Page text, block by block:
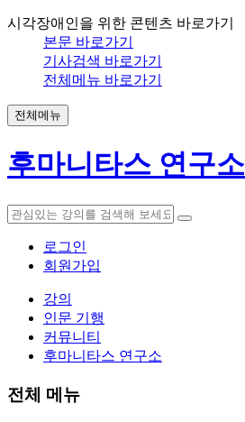
시각장애인을 위한 콘텐츠 바로가기
본문 바로가기
기사검색 바로가기
전체메뉴 바로가기
전체메뉴
후마니타스 연구소
로그인
회원가입
강의
인문 기행
커뮤니티
후마니타스 연구소
전체 메뉴